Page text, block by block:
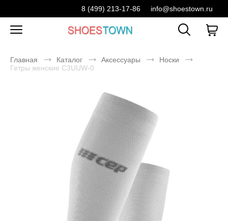
8 (499) 213-17-86 info@shoestown.ru
Главная Каталог Аксессуары
Носки
Гетры женские C3UUW-0